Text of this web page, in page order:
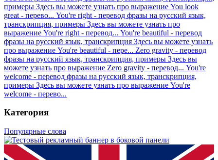
примеры Здесь вы можете узнать про выражение You look
great - перево... You're right - перевод фразы на русский язык,
транскрипция, примеры Здесь вы можете узнать про
выражение You're right - перевод... You're beautiful - перевод
фразы на русский язык, транскрипция Здесь вы можете узнать
про выражение You're beautiful - пере... Zero gravity - перевод
фразы на русский язык, транскрипция, примеры Здесь вы
можете узнать про выражение Zero gravity - перевод... You're
welcome - перевод фразы на русский язык, транскрипция,
примеры Здесь вы можете узнать про выражение You're
welcome - перево...
Категория
Популярные слова